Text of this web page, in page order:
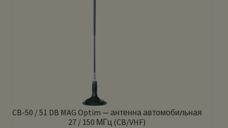
CB-50 / 51 DB MAG Optim — антенна автомобильная
27 / 150 МГц (CB/VHF)